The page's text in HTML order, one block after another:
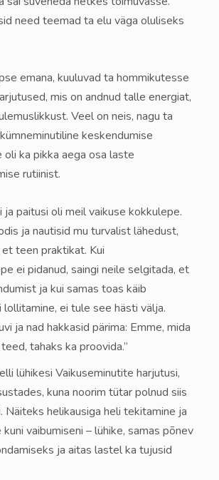
need teemad ta elu väga oluliseks
emana, kuuluvad ta hommikutesse
mis on andnud talle energiat,
Veel on neis, nagu ta
keskendumise
oli ka pikka aega osa laste
rutiinist.
ja paitusi oli meil vaikuse kokkulepe.
ja nautisid mu turvalist lähedust,
teen praktikat. Kui
ei pidanud, saingi neile selgitada, et
ja kui samas toas käib
ei tule see hästi välja.
ja nad hakkasid pärima: Emme, mida
tahaks ka proovida.”
lühikesi Vaikuseminutite harjutusi,
kuna noorim tütar polnud siis
Näiteks helikausiga heli tekitamine ja
vaibumiseni – lühike, samas põnev
ja aitas lastel ka tujusid